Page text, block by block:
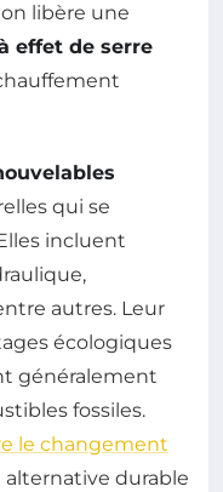
libère une
effet de serre
qui se
incluent
autres. Leur
écologiques
généralement
fossiles.
le changement
durable